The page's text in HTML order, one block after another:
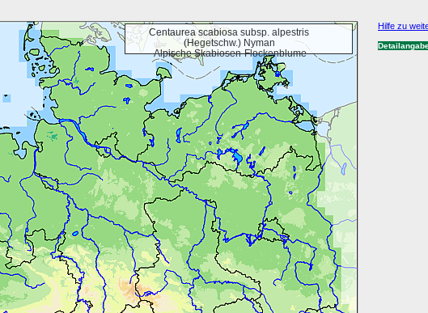
Centaurea scabiosa subsp. alpestris
(Hegetschw.) Nyman
Alpische Skabiosen-Flockenblume
Hilfe zu